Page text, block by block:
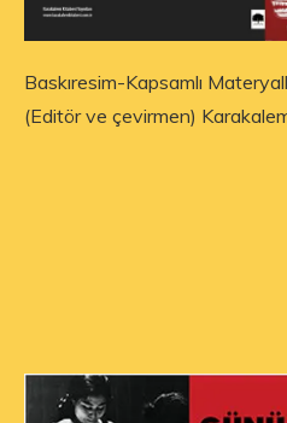
Baskıresim-Kapsamlı
(Editör ve çevirmen)